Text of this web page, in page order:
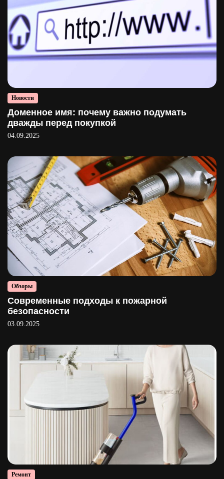
Новости
Доменное имя: почему важно подумать
дважды перед покупкой
04.09.2025
Обзоры
Современные подходы к пожарной
безопасности
03.09.2025
Ремонт